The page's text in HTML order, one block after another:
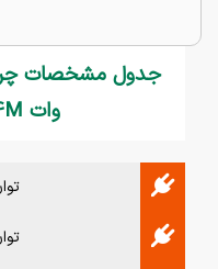
وات 4M فوتون IP65